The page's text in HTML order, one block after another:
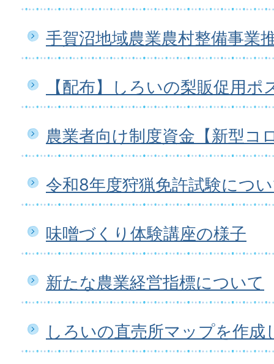
手賀沼地域農業農村整備事業
【配布】しろいの梨販促用
農業者向け制度資金【新型コ
令和8年度狩猟免許試験につ
味噌づくり体験講座の様子
新たな農業経営指標について
しろいの直売所マップを作成